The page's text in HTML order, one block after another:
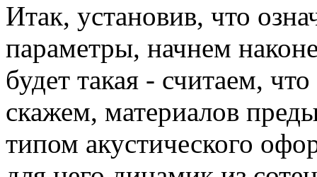
Итак, установив, что
параметры, начнем
будет такая - считаем,
скажем, материалов
типом акустического